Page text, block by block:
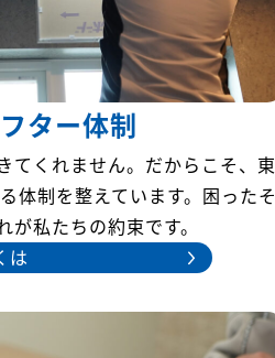
ター体制
てくれません。だからこそ、東
体制を整えています。困ったそ
私たちの約束です。
は